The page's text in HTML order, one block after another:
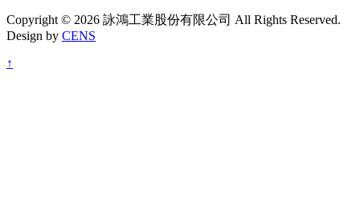
Copyright © 2026 詠鴻工業股份有限公司 All Rights Reserved.
Design by CENS
↑